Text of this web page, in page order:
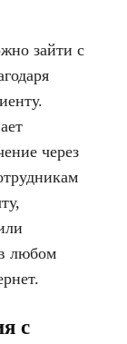
зайти с
через
любом
с